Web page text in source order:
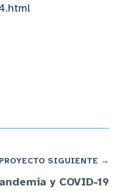
PROYECTO SIGUIENTE →
y COVID-19